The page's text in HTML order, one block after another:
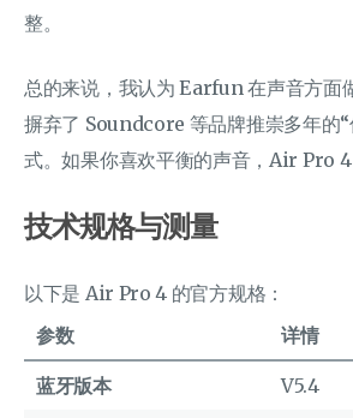
整。
总的来说，我认为 Earfun 在声音方面
摒弃了 Soundcore 等品牌推崇多年的
式。如果你喜欢平衡的声音，Air Pro 4
技术规格与测量
以下是 Air Pro 4 的官方规格：
参数
详情
蓝牙版本
V5.4